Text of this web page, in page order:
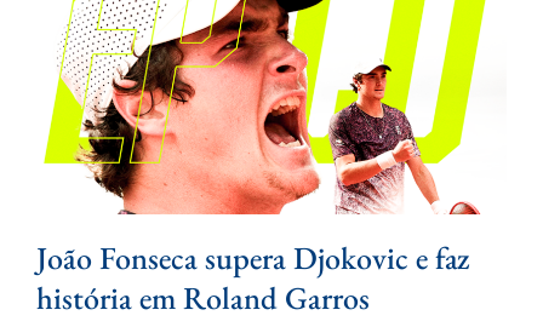
João Fonseca supera Djokovic e faz
história em Roland Garros